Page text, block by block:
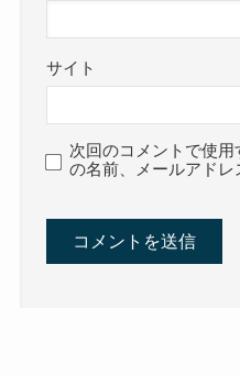
サイト
次回のコメントで使
の名前、メールアドレ